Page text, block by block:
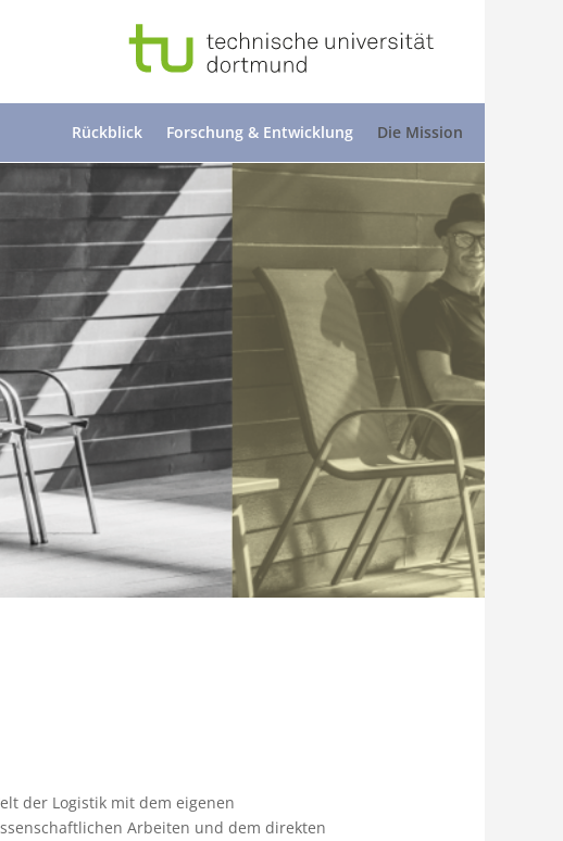
Rückblick Forschung & Entwicklung Die Mission
der Logistik mit dem eigenen
Arbeiten und dem direkten